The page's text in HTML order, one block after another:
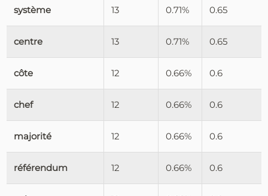
système 13 0.71% 0.65
centre 13 0.71% 0.65
côte 12 0.66% 0.6
chef 12 0.66% 0.6
majorité 12 0.66% 0.6
référendum 12 0.66% 0.6